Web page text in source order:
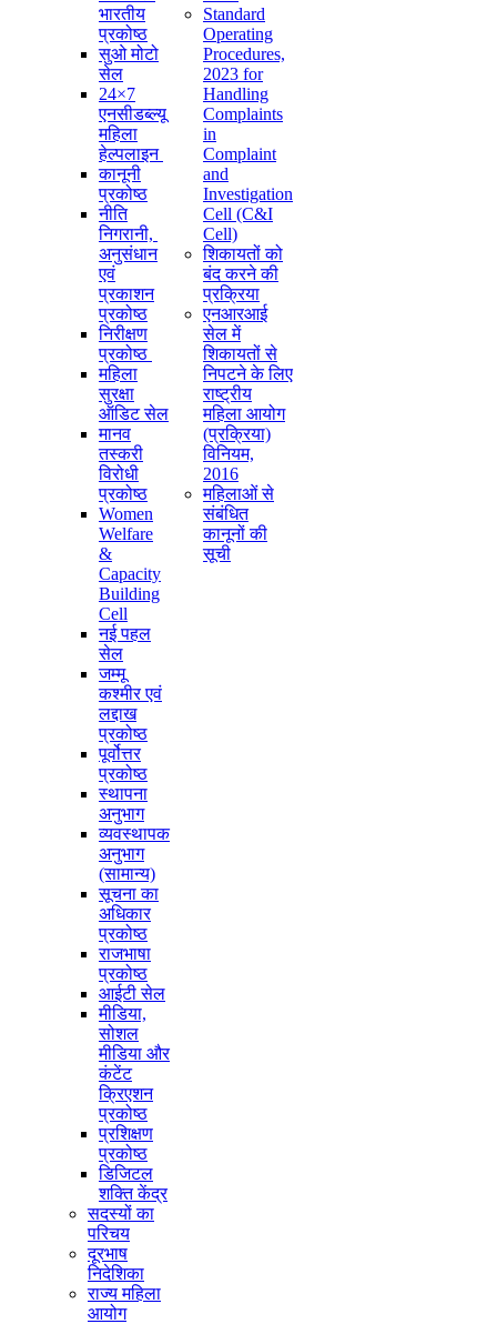
भारतीय
प्रकोष्ठ
सुओ मोटो
सेल
24×7
एनसीडब्ल्यू
महिला
हेल्पलाइन
कानूनी
प्रकोष्ठ
नीति
निगरानी, ​​
अनुसंधान
एवं
प्रकाशन
प्रकोष्ठ
निरीक्षण
प्रकोष्ठ
महिला
सुरक्षा
ऑडिट सेल
मानव
तस्करी
विरोधी
प्रकोष्ठ
Women
Welfare
&
Capacity
Building
Cell
नई पहल
सेल
जम्मू
कश्मीर एवं
लद्दाख
प्रकोष्ठ
पूर्वोत्तर
प्रकोष्ठ
स्थापना
अनुभाग
व्यवस्थापक
अनुभाग
(सामान्य)
सूचना का
अधिकार
प्रकोष्ठ
राजभाषा
प्रकोष्ठ
आईटी सेल
मीडिया,
सोशल
मीडिया और
कंटेंट
क्रिएशन
प्रकोष्ठ
प्रशिक्षण
प्रकोष्ठ
डिजिटल
शक्ति केंद्र
सदस्यों का
परिचय
दूरभाष
निदेशिका
राज्य महिला
आयोग
Standard
Operating
Procedures,
2023 for
Handling
Complaints
in
Complaint
and
Investigation
Cell (C&I
Cell)
शिकायतों को
बंद करने की
प्रक्रिया
एनआरआई
सेल में
शिकायतों से
निपटने के लिए
राष्ट्रीय
महिला आयोग
(प्रक्रिया)
विनियम,
2016
महिलाओं से
संबंधित
कानूनों की
सूची